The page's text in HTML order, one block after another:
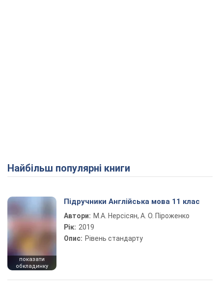
Найбільш популярні книги
показати
обкладинку
Підручники Англійська мова 11 клас
Автори: М.А. Нерсісян, А. О. Піроженко
Рік: 2019
Опис: Рівень стандарту